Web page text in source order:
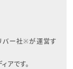
バー社※が運営す
アです。